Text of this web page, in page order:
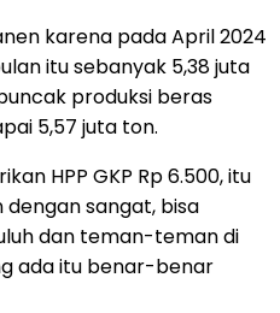
karena pada April 2024
itu sebanyak 5,38 juta
produksi beras
5,57 juta ton.
HPP GKP Rp 6.500, itu
sangat, bisa
dan teman-teman di
ada itu benar-benar